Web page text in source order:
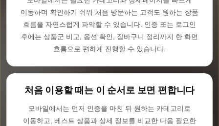
이동하며 확인하기 쉬워 처음 방문하는 고객도 원하는 상품
흐름을 자연스럽게 파악할 수 있습니다. 인증 또는 로그인
후에는 상품군 비교, 옵션 확인, 장바구니 정리까지 한 화면
흐름으로 편하게 진행할 수 있습니다.
처음 이용할 때는 이 순서로 보면 편합니다
모바일에서는 먼저 인증을 마친 뒤 원하는 카테고리로
이동하고, 베스트 상품과 상세 정보를 비교한 다음 필요한